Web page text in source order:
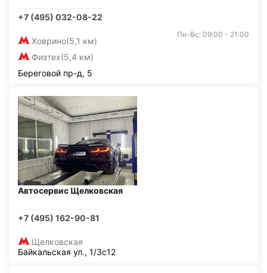
+7 (495) 032-08-22
Ховрино(5,1 км)
Физтех(5,4 км)
Пн-Вс: 09:00 - 21:00
Береговой пр-д, 5
Автосервис Щелковская
+7 (495) 162-90-81
Щелковская
Байкальская ул., 1/3с12